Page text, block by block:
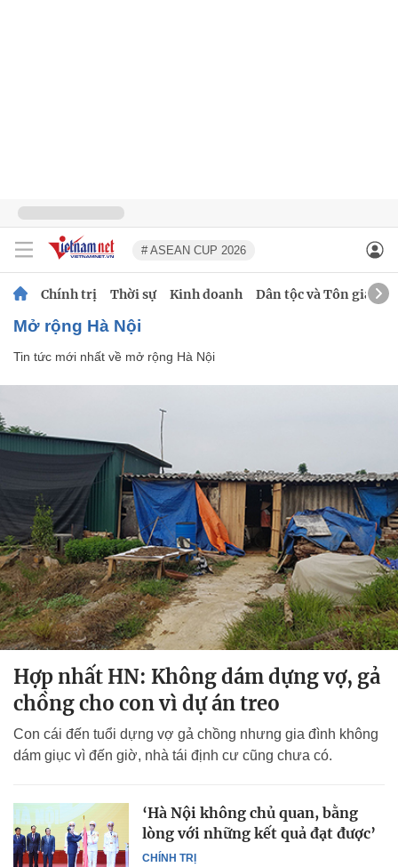
# ASEAN CUP 2026
Chính trị Thời sự Kinh doanh Dân tộc và Tôn giáo
mở rộng Hà Nội
Tin tức mới nhất về mở rộng Hà Nội
Hợp nhất HN: Không dám dựng vợ, gả
chồng cho con vì dự án treo
Con cái đến tuổi dựng vợ gả chồng nhưng gia đình không
dám giục vì đến giờ, nhà tái định cư cũng chưa có.
CHÍNH TRỊ
‘Hà Nội không chủ quan, bằng
lòng với những kết quả đạt được’